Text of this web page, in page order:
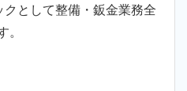
として整備・鈑金業務全
。